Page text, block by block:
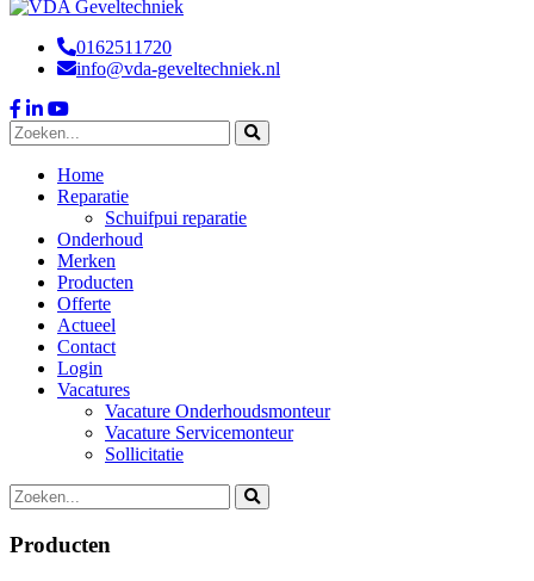
0162511720
info@vda-geveltechniek.nl
Home
Reparatie
Schuifpui reparatie
Onderhoud
Merken
Producten
Offerte
Actueel
Contact
Login
Vacatures
Vacature Onderhoudsmonteur
Vacature Servicemonteur
Sollicitatie
Producten